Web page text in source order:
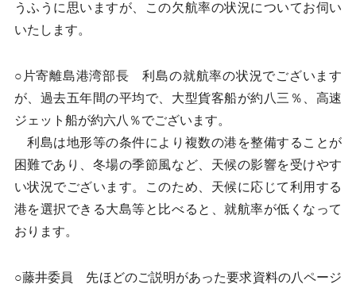
うふうに思いますが、この欠航率の状況についてお伺い
いたします。
○片寄離島港湾部長 利島の就航率の状況でございます
が、過去五年間の平均で、大型貨客船が約八三％、高速
ジェット船が約六八％でございます。
利島は地形等の条件により複数の港を整備することが
困難であり、冬場の季節風など、天候の影響を受けやす
い状況でございます。このため、天候に応じて利用する
港を選択できる大島等と比べると、就航率が低くなって
おります。
○藤井委員 先ほどのご説明があった要求資料の八ページ